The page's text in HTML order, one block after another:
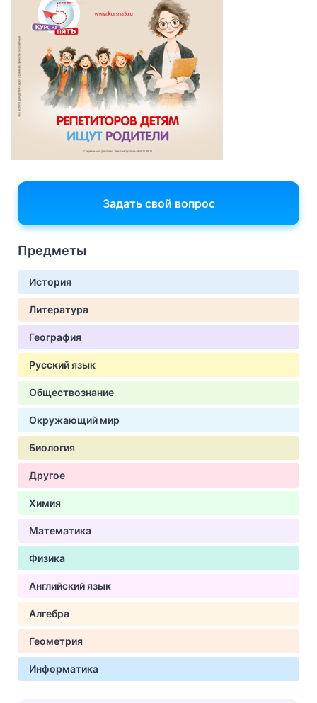
Задать свой вопрос
Предметы
История
Литература
География
Русский язык
Обществознание
Окружающий мир
Биология
Другое
Химия
Математика
Физика
Английский язык
Алгебра
Геометрия
Информатика